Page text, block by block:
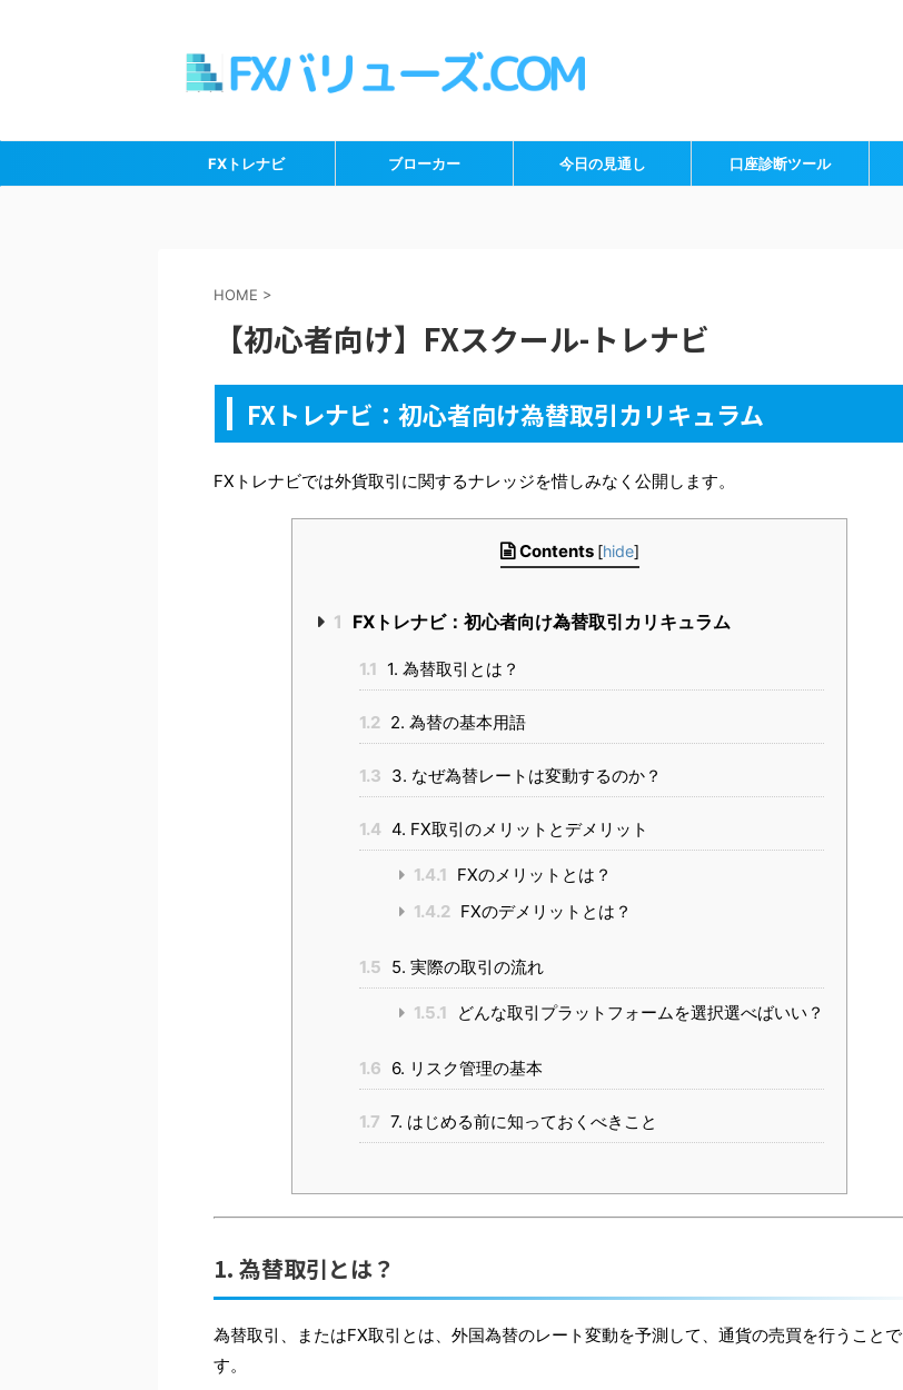
FXトレナビ ブローカー 今日の見通し 口座診断ツール
HOME >
【初心者向け】FXスクール-トレナビ
FXトレナビ：初心者向け為替取引カリキュラム
FXトレナビでは外貨取引に関するナレッジを惜しみなく公開します。
Contents [hide]
1 FXトレナビ：初心者向け為替取引カリキュラム
1.1 1. 為替取引とは？
1.2 2. 為替の基本用語
1.3 3. なぜ為替レートは変動するのか？
1.4 4. FX取引のメリットとデメリット
1.4.1 FXのメリットとは？
1.4.2 FXのデメリットとは？
1.5 5. 実際の取引の流れ
1.5.1 どんな取引プラットフォームを選択選べばいい？
1.6 6. リスク管理の基本
1.7 7. はじめる前に知っておくべきこと
1. 為替取引とは？
為替取引、またはFX取引とは、外国為替のレート変動を予測して、通貨の売買を行うことで
す。